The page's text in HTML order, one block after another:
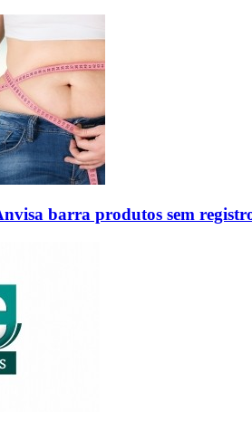
barra produtos sem